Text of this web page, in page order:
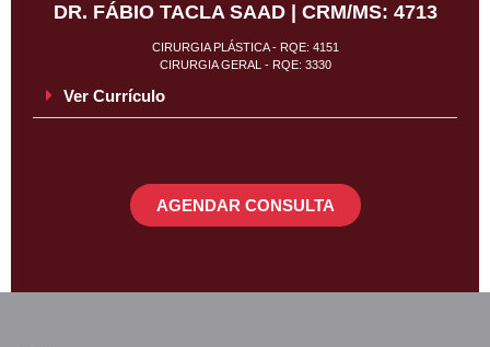
DR. FÁBIO TACLA SAAD | CRM/MS: 4713
CIRURGIA PLÁSTICA - RQE: 4151
CIRURGIA GERAL - RQE: 3330
Ver Currículo
AGENDAR CONSULTA